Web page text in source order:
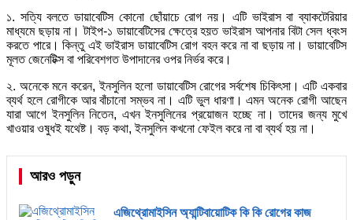
১. সত্যি বলতে ডায়াবেটিস কোনো ছোঁয়াচে রোগ নয়। এটি ভাইরাস বা ব্যাকটেরিয়ার
মাধ্যমে ছড়ায় না। টাইপ-১ ডায়াবেটিসের ক্ষেত্রে হয়ত ভাইরাস আপনার বিটা সেল ধ্বংস
করতে পারে। কিন্তু এই ভাইরাস ডায়াবেটিস রোগ বহন করে না বা ছড়ায় না। ডায়াবেটিস
মূলত জেনেটিক্স বা পরিবেশগত উপাদানের ওপর নির্ভর করে।
২. অনেকে মনে করেন, ইনসুলিন হলো ডায়াবেটিস রোগের সর্বশেষ চিকিৎসা। এটি একবার
ব্যর্থ হলে রোগীকে আর বাঁচানো সম্ভব না। এটি ভুল ধারণা। এমন অনেক রোগী আছেন
যারা আগে ইনসুলিন নিতেন, এখন ইনসুলিনের প্রয়োজন হচ্ছে না। তাদের জন্য মুখে
খাওয়ার ওষুধই যথেষ্ট। বড় কথা, ইনসুলিন কখনো ফেইল করে না বা ব্যর্থ হয় না।
আরও পড়ুন
এজিথ্রোমাইসিন অ্যান্টিবায়োটিক কি কি রোগের কাজ